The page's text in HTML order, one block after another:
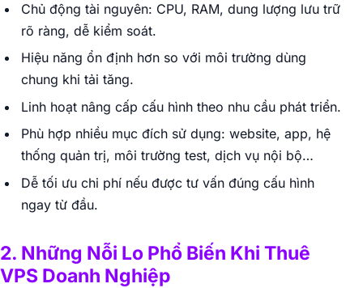
Chủ động tài nguyên: CPU, RAM, dung lượng lưu trữ
rõ ràng, dễ kiểm soát.
Hiệu năng ổn định hơn so với môi trường dùng
chung khi tải tăng.
Linh hoạt nâng cấp cấu hình theo nhu cầu phát triển.
Phù hợp nhiều mục đích sử dụng: website, app, hệ
thống quản trị, môi trường test, dịch vụ nội bộ…
Dễ tối ưu chi phí nếu được tư vấn đúng cấu hình
ngay từ đầu.
2. Những Nỗi Lo Phổ Biến Khi Thuê
VPS Doanh Nghiệp